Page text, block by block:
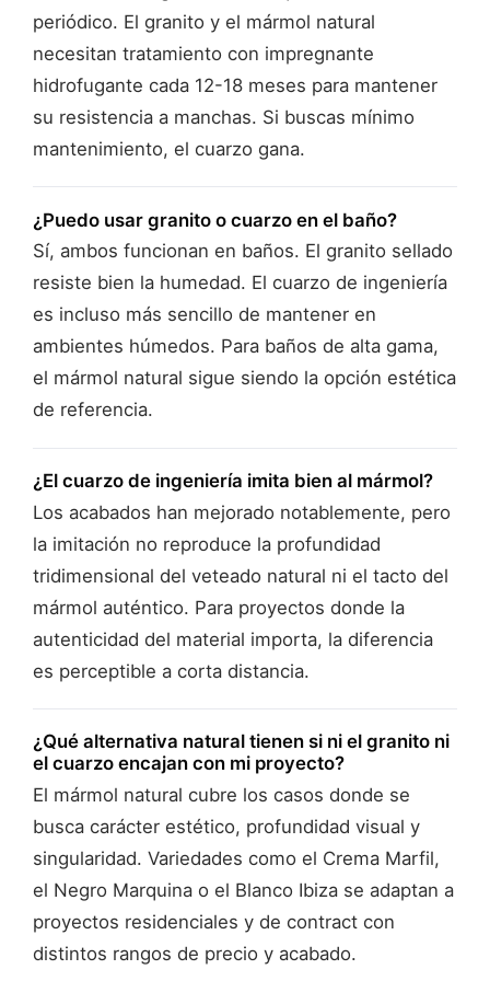
periódico. El granito y el mármol natural
necesitan tratamiento con impregnante
hidrofugante cada 12-18 meses para mantener
su resistencia a manchas. Si buscas mínimo
mantenimiento, el cuarzo gana.
¿Puedo usar granito o cuarzo en el baño?
Sí, ambos funcionan en baños. El granito sellado
resiste bien la humedad. El cuarzo de ingeniería
es incluso más sencillo de mantener en
ambientes húmedos. Para baños de alta gama,
el mármol natural sigue siendo la opción estética
de referencia.
¿El cuarzo de ingeniería imita bien al mármol?
Los acabados han mejorado notablemente, pero
la imitación no reproduce la profundidad
tridimensional del veteado natural ni el tacto del
mármol auténtico. Para proyectos donde la
autenticidad del material importa, la diferencia
es perceptible a corta distancia.
¿Qué alternativa natural tienen si ni el granito ni
el cuarzo encajan con mi proyecto?
El mármol natural cubre los casos donde se
busca carácter estético, profundidad visual y
singularidad. Variedades como el Crema Marfil,
el Negro Marquina o el Blanco Ibiza se adaptan a
proyectos residenciales y de contract con
distintos rangos de precio y acabado.